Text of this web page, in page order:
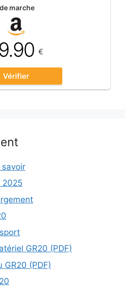
marche
€
Vérifier
savoir
2025
GR20 (PDF)
(PDF)